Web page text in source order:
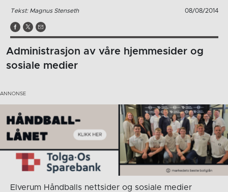
Tekst: Magnus Stenseth 08/08/2014
Administrasjon av våre hjemmesider og
sosiale medier
Elverum Håndballs nettsider og sosiale medier